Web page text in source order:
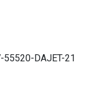
DAJET-21